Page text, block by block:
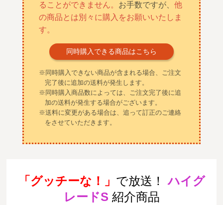
ることができません。 お手数ですが、 他
の商品とは別々に購入をお願いいたしま
す。
同時購入できる商品はこちら
※同時購入できない商品が含まれる場合、ご注文
完了後に追加の送料が発生します。
※同時購入商品数によっては、ご注文完了後に追
加の送料が発生する場合がございます。
※送料に変更がある場合は、追って訂正のご連絡
をさせていただきます。
「グッチーな！」 で放送！ハイグ
レードS 紹介商品